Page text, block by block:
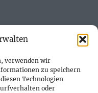
verwenden wir
zu speichern
Technologien
oder